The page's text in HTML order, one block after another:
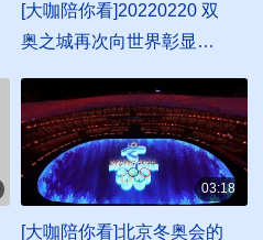
[大咖陪你看]20220220 双
奥之城再次向世界彰显中
03:18
[大咖陪你看]北京冬奥会的